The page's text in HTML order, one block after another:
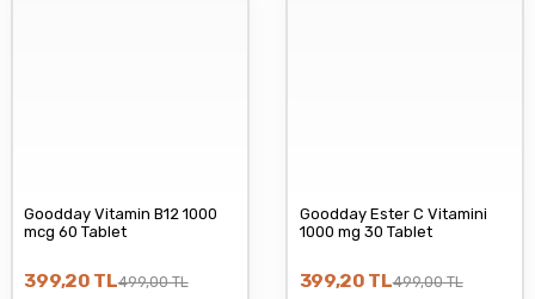
Goodday Vitamin B12 1000
mcg 60 Tablet
399,20 TL499,00 TL
Goodday Ester C Vitamini
1000 mg 30 Tablet
399,20 TL499,00 TL